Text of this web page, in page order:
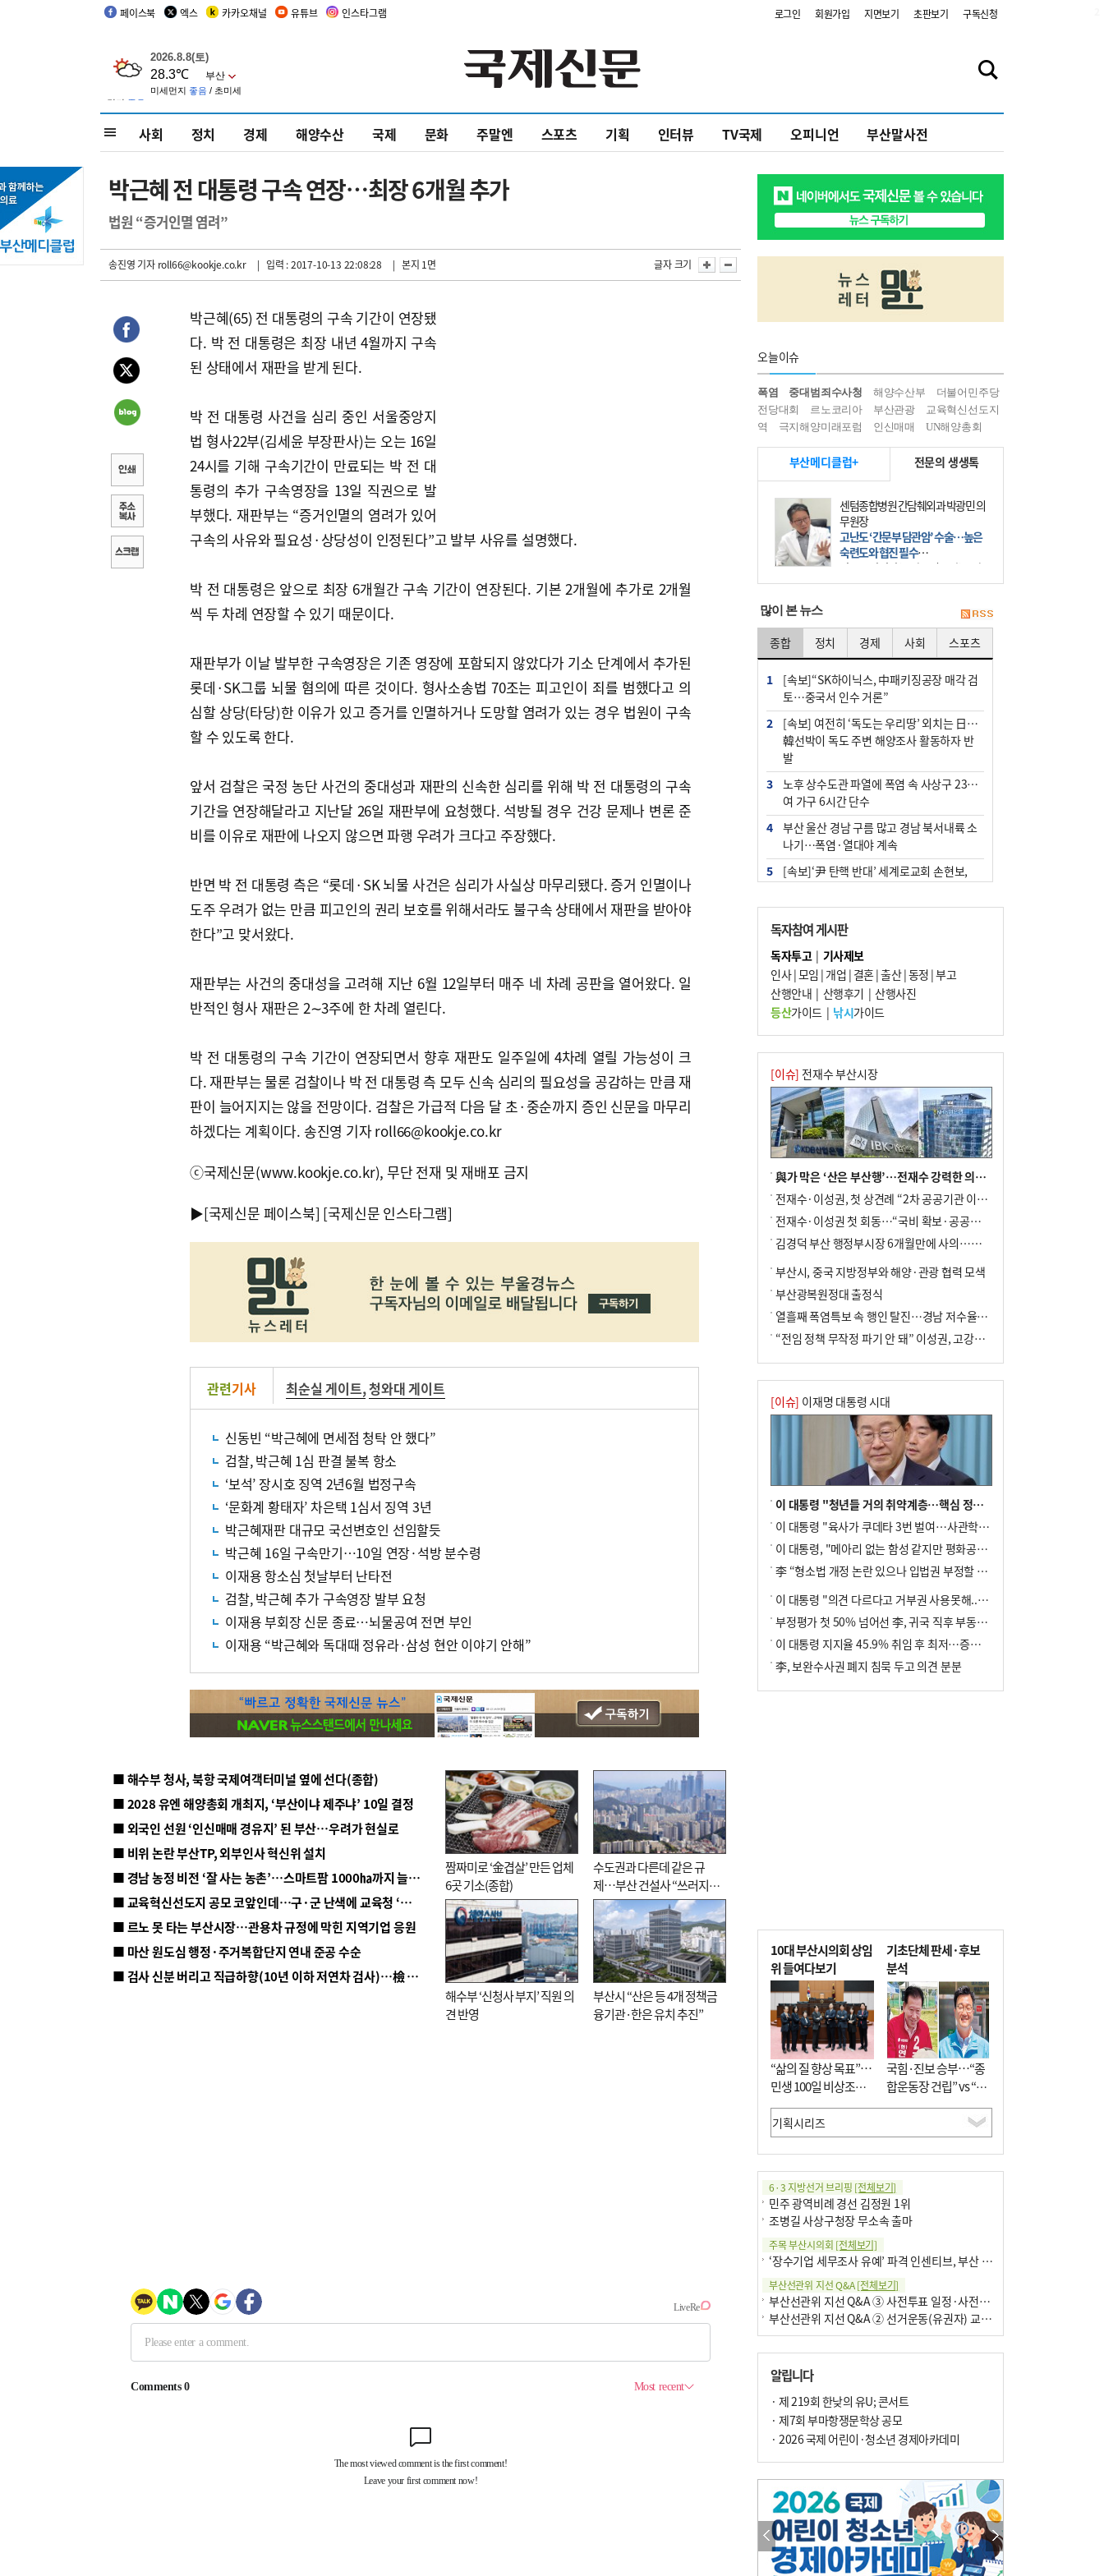
페이스북 엑스 카카오채널 유튜브 인스타그램 로그인 회원가입 지면보기 초판보기 구독신청
사회 정치 경제 해양수산 국제 문화 주말엔 스포츠 기획 인터뷰 TV국제 오피니언 부산말사전
박근혜 전 대통령 구속 연장…최장 6개월 추가
법원 “증거인멸 염려”
송진영 기자roll66@kookje.co.kr | 입력 : 2017-10-13 22:08:28 | 본지 1면 글자 크기
박근혜(65) 전 대통령의 구속 기간이 연장됐
다. 박 전 대통령은 최장 내년 4월까지 구속
된 상태에서 재판을 받게 된다.
박 전 대통령 사건을 심리 중인 서울중앙지
법 형사22부(김세윤 부장판사)는 오는 16일
24시를 기해 구속기간이 만료되는 박 전 대
통령의 추가 구속영장을 13일 직권으로 발
부했다. 재판부는 “증거인멸의 염려가 있어
구속의 사유와 필요성·상당성이 인정된다”고 발부 사유를 설명했다.
박 전 대통령은 앞으로 최장 6개월간 구속 기간이 연장된다. 기본 2개월에 추가로 2개월
씩 두 차례 연장할 수 있기 때문이다.
재판부가 이날 발부한 구속영장은 기존 영장에 포함되지 않았다가 기소 단계에서 추가된
롯데·SK그룹 뇌물 혐의에 따른 것이다. 형사소송법 70조는 피고인이 죄를 범했다고 의
심할 상당(타당)한 이유가 있고 증거를 인멸하거나 도망할 염려가 있는 경우 법원이 구속
할 수 있도록 한다.
앞서 검찰은 국정 농단 사건의 중대성과 재판의 신속한 심리를 위해 박 전 대통령의 구속
기간을 연장해달라고 지난달 26일 재판부에 요청했다. 석방될 경우 건강 문제나 변론 준
비를 이유로 재판에 나오지 않으면 파행 우려가 크다고 주장했다.
반면 박 전 대통령 측은 “롯데·SK 뇌물 사건은 심리가 사실상 마무리됐다. 증거 인멸이나
도주 우려가 없는 만큼 피고인의 권리 보호를 위해서라도 불구속 상태에서 재판을 받아야
한다”고 맞서왔다.
재판부는 사건의 중대성을 고려해 지난 6월 12일부터 매주 네 차례 공판을 열어왔다. 일
반적인 형사 재판은 2∼3주에 한 차례 열린다.
박 전 대통령의 구속 기간이 연장되면서 향후 재판도 일주일에 4차례 열릴 가능성이 크
다. 재판부는 물론 검찰이나 박 전 대통령 측 모두 신속 심리의 필요성을 공감하는 만큼 재
판이 늘어지지는 않을 전망이다. 검찰은 가급적 다음 달 초·중순까지 증인 신문을 마무리
하겠다는 계획이다. 송진영 기자 roll66@kookje.co.kr
ⓒ국제신문(www.kookje.co.kr), 무단 전재 및 재배포 금지
▶[국제신문 페이스북] [국제신문 인스타그램]
관련기사 최순실 게이트,청와대 게이트
신동빈 “박근혜에 면세점 청탁 안 했다”
검찰, 박근혜 1심 판결 불복 항소
‘보석’ 장시호 징역 2년6월 법정구속
‘문화계 황태자’ 차은택 1심서 징역 3년
박근혜재판 대규모 국선변호인 선임할듯
박근혜 16일 구속만기…10일 연장·석방 분수령
이재용 항소심 첫날부터 난타전
검찰, 박근혜 추가 구속영장 발부 요청
이재용 부회장 신문 종료…뇌물공여 전면 부인
이재용 “박근혜와 독대때 정유라·삼성 현안 이야기 안해”
■ 해수부 청사, 북항 국제여객터미널 옆에 선다(종합)
■ 2028 유엔 해양총회 개최지, ‘부산이냐 제주냐’ 10일 결정
■ 외국인 선원 ‘인신매매 경유지’ 된 부산…우려가 현실로
■ 비위 논란 부산TP, 외부인사 혁신위 설치
■ 경남 농정 비전 ‘잘 사는 농촌’…스마트팜 1000㏊까지 늘린다
■ 교육혁신선도지 공모 코앞인데…구·군 난색에 교육청 ‘쩔쩔’
■ 르노 못 타는 부산시장…관용차 규정에 막힌 지역기업 응원
■ 마산 원도심 행정·주거복합단지 연내 준공 수순
■ 검사 신분 버리고 직급하향(10년 이하 저연차 검사)…檢 중수청행 기피
짬짜미로 ‘金겹살’ 만든 업체
6곳 기소(종합)
수도권과 다른데 같은 규
제…부산 건설사 “쓰러지기
직전”
해수부 ‘신청사 부지’ 직원 의
견 반영
부산시 “산은 등 4개 정책금
융기관·한은 유치 추진”
오늘이슈
폭염 중대범죄수사청 해양수산부
더불어민주당
전당대회
르노코리아 부산관광
교육혁신선도지
역
극지해양미래포럼 인신매매 UN해양총회
부산메디클럽+ 전문의 생생톡
센텀종합병원 간담췌외과 박광민 의
무원장
고난도 ‘간문부 담관암’ 수술…높은
숙련도와 협진 필수
간문부 담관암(클라츠킨 종양)은 좌
우 간에서 나오는, 담관(담즙 배출 경
部)’에 생기는 악성 종양이다. 간동맥
문맥 림프절 담
많이 본 뉴스
종합 정치 경제 사회 스포츠
1
[속보]“SK하이닉스, 中패키징공장 매각 검
토…중국서 인수 거론”
2
[속보] 여전히 ‘독도는 우리땅’ 외치는 日…
韓선박이 독도 주변 해양조사 활동하자 반
발
3
노후 상수도관 파열에 폭염 속 사상구 2300
여 가구 6시간 단수
4
부산 울산 경남 구름 많고 경남 북서내륙 소
나기…폭염·열대야 계속
5
[속보]‘尹 탄핵 반대’ 세계로교회 손현보,
군사기밀 유출자 색출 지시
7
부산 주유소 휘발유 평균가 ℓ당 1849원…
전주보다 3원 ↓
8
[속보] ‘심판 성접대’ 논란 축구협회 공식 사
과…“현재는 부적절 행위 없어”
10 "올해 코스피 사이드카 43회 중 25회는 삼
전닉스 ETF 이후 발생"
독자참여 게시판
독자투고| 기사제보
인사|모임 | 개업 | 결혼|출산|동정 |부고
산행안내 | 산행후기 | 산행사진
등산가이드| 낚시가이드
[이슈] 전재수 부산시장
與가 막은 ‘산은 부산행’…전재수 강력한 의지 표명 없인 공염불
전재수·이성권, 첫 상견례 “2차 공공기관 이전 초당 협력”(종합)
전재수·이성권 첫 회동…“국비 확보·공공기관 이전 협력”
김경덕 부산 행정부시장 6개월만에 사의…후임 인선 촉각
부산시, 중국 지방정부와 해양·관광 협력 모색
부산광복원정대 출정식
열흘째 폭염특보 속 행인 탈진…경남 저수율 평년의 절반
“전임 정책 무작정 파기 안 돼” 이성권, 고강도 ‘전재수 견제’ 예고
[이슈] 이재명 대통령 시대
이 대통령 "청년들 거의 취약계층…핵심 정책 재편""
이 대통령 "육사가 쿠데타 3번 벌여…사관학교 통합 신속히 추진"
이 대통령, "메아리 없는 함성 같지만 평화공존책 계속해야"
李 “형소법 개정 논란 있으나 입법권 부정할 만큼은 아냐”(종합)
이 대통령 "의견 다르다고 거부권 사용못해.. 입법권 부정할 상황이라 보기 어려워"
부정평가 첫 50% 넘어선 李, 귀국 직후 부동산·증시 점검(종합)
이 대통령 지지율 45.9% 취임 후 최저…증시 폭락·연임 개헌 논란 영향
李, 보완수사권 폐지 침묵 두고 의견 분분
10대 부산시의회 상임
위 들여다보기
“삶의 질 향상 목표”…
민생 100일 비상조치
면밀 심사
기초단체 판세·후보
분석
국힘·진보 승부…“종
합운동장 건립” vs “출
근 공공버스 도입”
6·3 지방선거 브리핑 [전체보기]
민주 광역비례 경선 김정원 1위
조병길 사상구청장 무소속 출마
주목 부산시의회 [전체보기]
‘장수기업 세무조사 유예’ 파격 인센티브, 부산 유출 막을까
부산선관위 지선 Q&A[전체보기]
부산선관위 지선 Q&A ③ 사전투표 일정·사전투표함 보관
부산선관위 지선 Q&A ② 선거운동(유권자) 교육감투표용지
알립니다
· 제 219회 한낮의 유U; 콘서트
· 제7회 부마항쟁문학상 공모
· 2026 국제 어린이·청소년 경제아카데미